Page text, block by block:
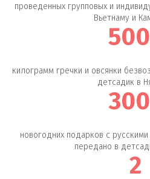
проведенных групповых и
Вьетнаму и
килограмм гречки и овсянки
детсадик в
новогодних подарков с
передано в
2